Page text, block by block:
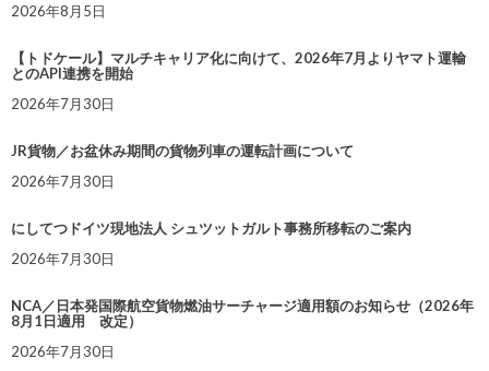
2026年8月5日
【トドケール】マルチキャリア化に向けて、2026年7月よりヤマト運輸
とのAPI連携を開始
2026年7月30日
JR貨物／お盆休み期間の貨物列車の運転計画について
2026年7月30日
にしてつドイツ現地法人 シュツットガルト事務所移転のご案内
2026年7月30日
NCA／日本発国際航空貨物燃油サーチャージ適用額のお知らせ（2026年
8月1日適用 改定）
2026年7月30日